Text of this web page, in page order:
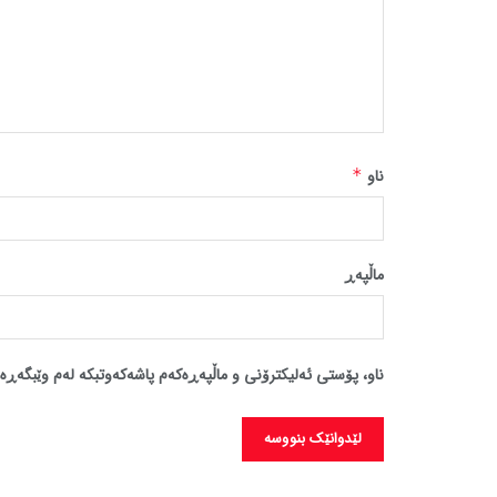
ناو *
ماڵپه‌ڕ
ناو، پۆستی ئەلیکترۆنی و ماڵپەڕەکەم پاشەکەوتبکە لەم